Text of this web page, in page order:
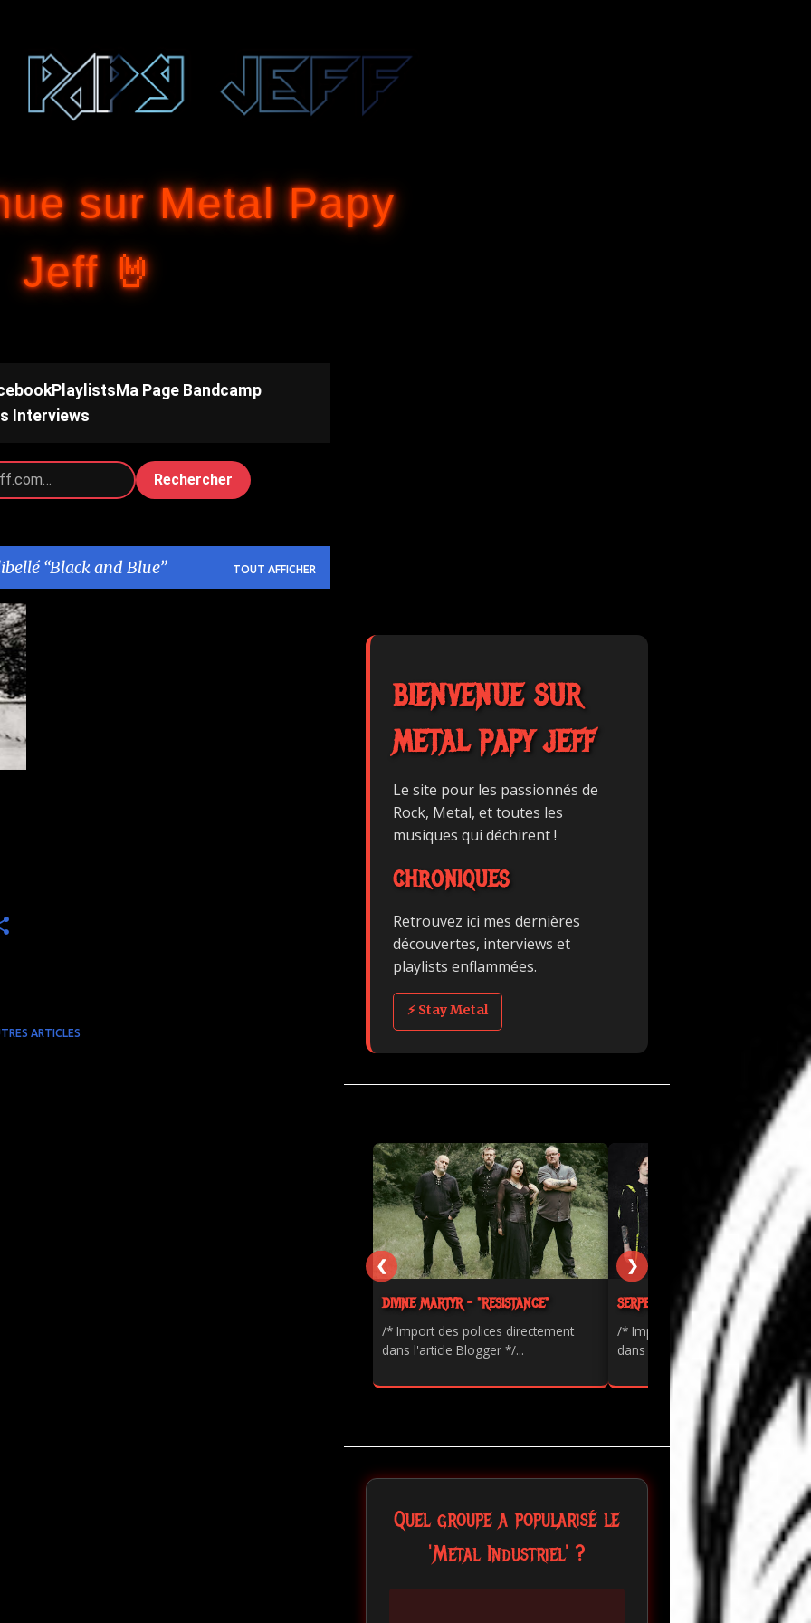
sur Metal Papy
Jeff 🤘
Playlists Ma Page Bandcamp
Interviews
Rechercher
Black and Blue TOUT AFFICHER
ARTICLES
BIENVENUE SUR
METAL PAPY JEFF
Le site pour les passionnés de
Rock, Metal, et toutes les
musiques qui déchirent !
CHRONIQUES
Retrouvez ici mes dernières
découvertes, interviews et
playlists enflammées.
⚡ Stay Metal
DIVINE MARTYR - "RESISTANCE"
/* Import des polices directement
dans l'article Blogger */...
SERPENTS - "PAINKILLER"
/* Import des polices directement
dans l'article Blogger */...
❮ ❯
Quel groupe a popularisé le
'Metal Industriel' ?